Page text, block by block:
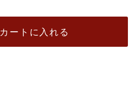
カートに入れる